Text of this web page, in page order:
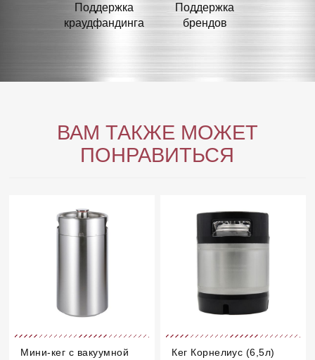
Поддержка
краудфандинга
Поддержка
брендов
ВАМ ТАКЖЕ МОЖЕТ
ПОНРАВИТЬСЯ
Мини-кег с вакуумной
Кег Корнелиус (6,5л)